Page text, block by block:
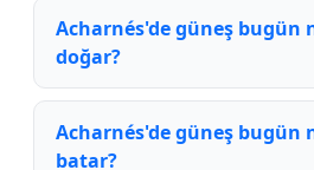
Acharnés'de güneş bugün
doğar?
Acharnés'de güneş bugün
batar?